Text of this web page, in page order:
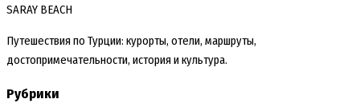
SARAY BEACH
Путешествия по Турции: курорты, отели, маршруты,
достопримечательности, история и культура.
Рубрики